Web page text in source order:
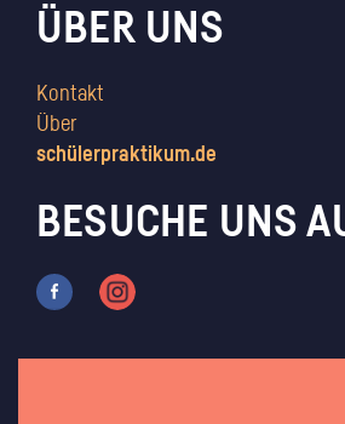
ÜBER UNS
Kontakt
Über
schülerpraktikum.de
BESUCHE UNS